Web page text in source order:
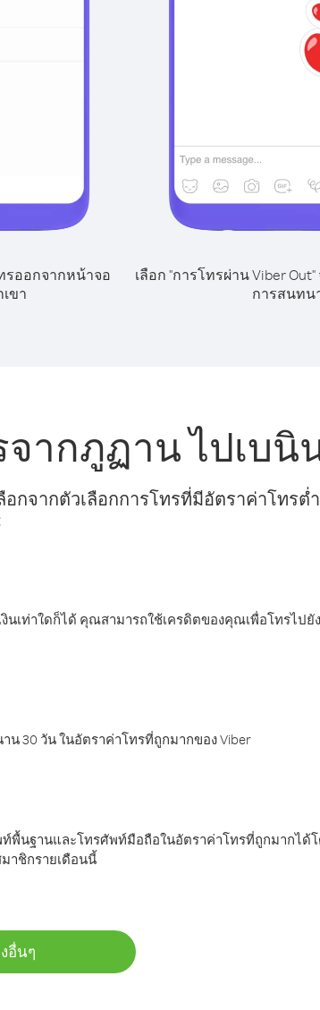
รออกจากหน้าจอ
ขา
เลือก "การโทรผ่าน Viber
การสนทน
ากภูฏาน ไปเบนิ
กจากตัวเลือกการโทรที่มีอัตราค่าโทรต่
นเท่าใดก็ได้ คุณสามารถใช้เครดิตของคุณเพื่อโทรไปยัง
30 วัน ในอัตราค่าโทรที่ถูกมากของ Viber
พื้นฐานและโทรศัพท์มือถือในอัตราค่าโทรที่ถูกมากได้
าชิกรายเดือนนี้
อื่นๆ